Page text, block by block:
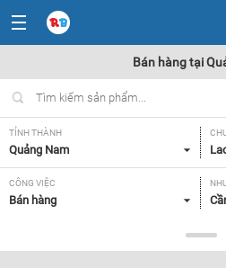
Bán hàng tại
TỈNH THÀNH
Quảng Nam
CÔNG VIỆC
Bán hàng
Tất cả